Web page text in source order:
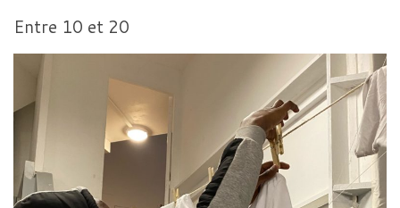
Entre 10 et 20